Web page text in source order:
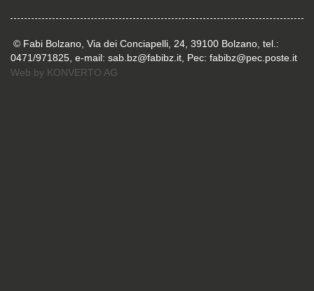
© Fabi Bolzano, Via dei Conciapelli, 24, 39100 Bolzano, tel.:
0471/971825, e-mail: sab.bz@fabibz.it, Pec: fabibz@pec.poste.it
Web by KONVERTO AG